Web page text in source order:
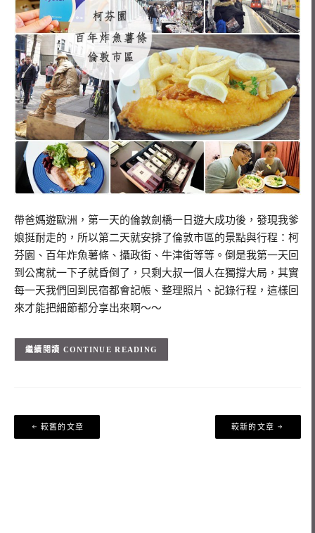
帶爸媽遊歐洲，第一天的倫敦劍橋一日遊大成功後，發現我爹
娘挺耐走的，所以第二天就安排了倫敦市區的景點與行程：柯
芬園、百年炸魚薯條、攝政街、牛津街等等。倒是我第一天回
到公寓就一下子就昏倒了，只剩大叔一個人在獨撐大局，其實
每一天我們回到民宿都會記帳、整理照片、記錄行程，這樣回
來才能把細節都分享出來啊～～
CONTINUE READING
文
章
較舊的文章 較新的文章